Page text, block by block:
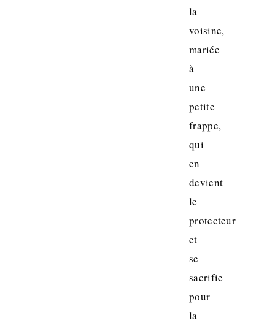
la
voisine,
mariée
à
une
petite
frappe,
qui
en
devient
le
protecteur
et
se
sacrifie
pour
la